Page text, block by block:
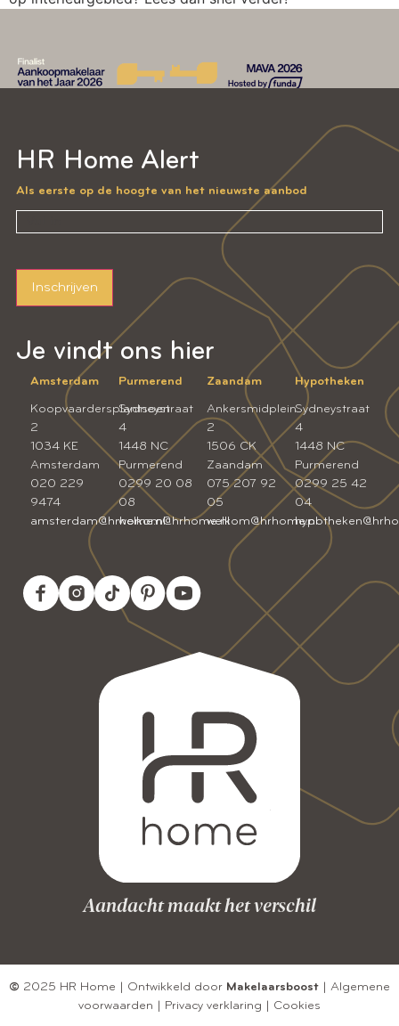
Je vindt ons hier
Amsterdam
Koopvaardersplantsoen
2
1034 KE
Amsterdam
020 229
9474
amsterdam@hrhome.nl
Purmerend
Sydneystraat
4
1448 NC
Purmerend
0299 20 08
08
welkom@hrhome.nl
Zaandam
Ankersmidplein
2
1506 CK
Zaandam
075 207 92
05
welkom@hrhome.nl
Hypotheken
Sydneystraat
4
1448 NC
Purmerend
0299 25 42
04
HR Home Alert
Als eerste op de hoogte van het nieuwste aanbod
Inschrijven
Aandacht maakt het verschil
© 2025 HR Home | Ontwikkeld door Makelaarsboost | Algemene
voorwaarden | Privacy verklaring | Cookies